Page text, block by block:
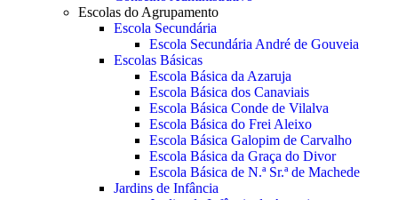
Escolas do Agrupamento
Escola Secundária
Escola Secundária André de Gouveia
Escolas Básicas
Escola Básica da Azaruja
Escola Básica dos Canaviais
Escola Básica Conde de Vilalva
Escola Básica do Frei Aleixo
Escola Básica Galopim de Carvalho
Escola Básica da Graça do Divor
Escola Básica de N.ª Sr.ª de Machede
Jardins de Infância